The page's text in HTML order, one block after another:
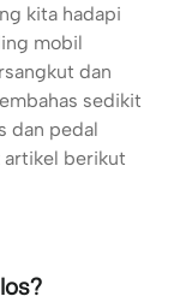
kita hadapi
mobil
dan
sedikit
dan pedal
artikel berikut